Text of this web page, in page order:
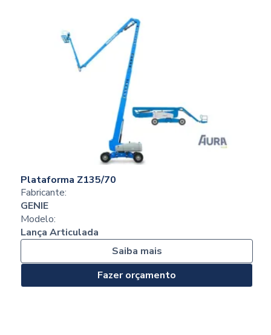
Plataforma Z135/70
Fabricante:
GENIE
Modelo:
Lança Articulada
Saiba mais
Fazer orçamento